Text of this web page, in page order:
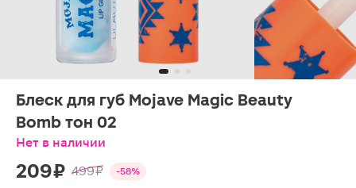
Блеск для губ Mojave Magic Beauty
Bomb тон 02
Нет в наличии
209 ₽ 499 ₽ -58%